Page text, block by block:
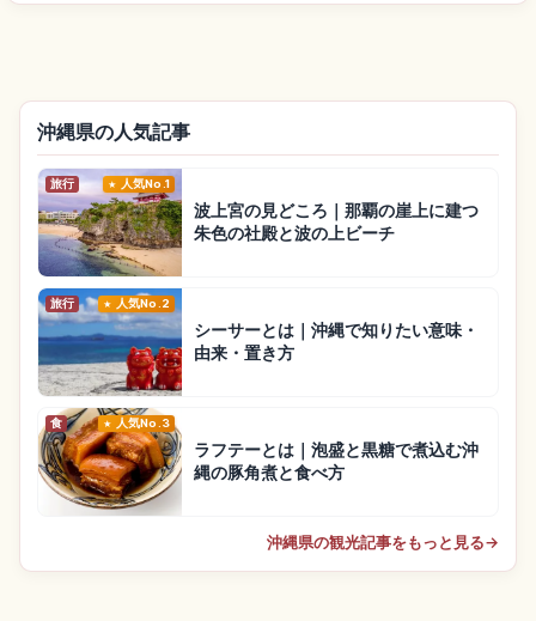
沖縄県の人気記事
旅行 人気No.1
波上宮の見どころ｜那覇の崖上に建つ
朱色の社殿と波の上ビーチ
旅行 人気No.2
シーサーとは｜沖縄で知りたい意味・
由来・置き方
食 人気No.3
ラフテーとは｜泡盛と黒糖で煮込む沖
縄の豚角煮と食べ方
沖縄県の観光記事をもっと見る→